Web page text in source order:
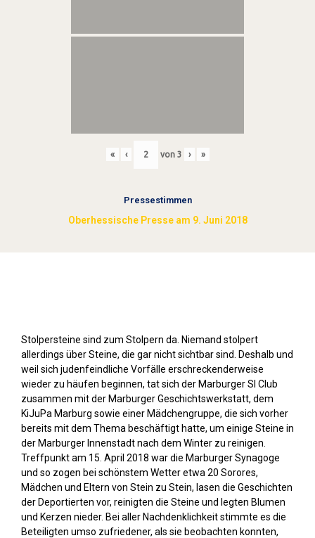
« ‹ von 3 › »
Pressestimmen
Oberhessische Presse am 9. Juni 2018
Stolpersteine sind zum Stolpern da. Niemand stolpert
allerdings über Steine, die gar nicht sichtbar sind. Deshalb und
weil sich judenfeindliche Vorfälle erschreckenderweise
wieder zu häufen beginnen, tat sich der Marburger SI Club
zusammen mit der Marburger Geschichtswerkstatt, dem
KiJuPa Marburg sowie einer Mädchengruppe, die sich vorher
bereits mit dem Thema beschäftigt hatte, um einige Steine in
der Marburger Innenstadt nach dem Winter zu reinigen.
Treffpunkt am 15. April 2018 war die Marburger Synagoge
und so zogen bei schönstem Wetter etwa 20 Sorores,
Mädchen und Eltern von Stein zu Stein, lasen die Geschichten
der Deportierten vor, reinigten die Steine und legten Blumen
und Kerzen nieder. Bei aller Nachdenklichkeit stimmte es die
Beteiligten umso zufriedener, als sie beobachten konnten,